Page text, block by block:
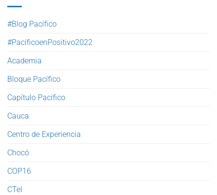
#Blog Pacífico
#PacíficoenPositivo2022
Academia
Bloque Pacífico
Capítulo Pacífico
Cauca
Centro de Experiencia
Chocó
COP16
CTeI